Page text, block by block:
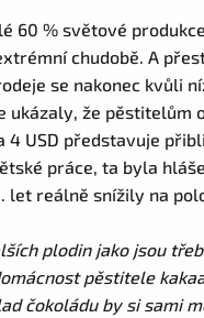
60 % světové
chudobě. A
se nakonec kvůli
že pěstitelům
USD představuje
práce, ta byla
let reálně snížily na
plodin jako jsou
pěstitele
čokoládu by si sami